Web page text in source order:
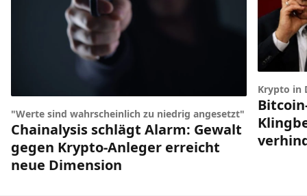
"Werte sind wahrscheinlich zu niedrig angesetzt"
Chainalysis schlägt Alarm: Gewalt
gegen Krypto-Anleger erreicht
neue Dimension
Krypto in